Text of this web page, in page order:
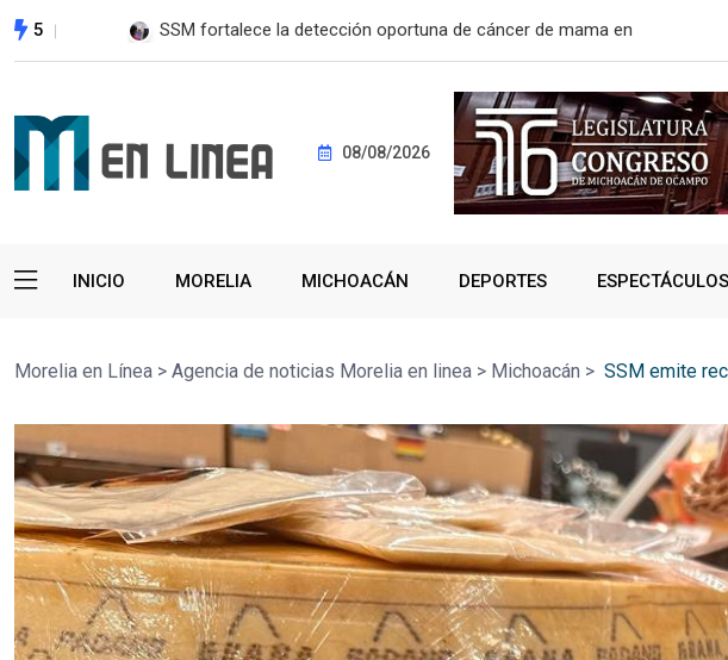
5 EE. UU. reanudará exportación de aguacate a partir de mañana
08/08/2026
INICIO MORELIA MICHOACÁN DEPORTES ESPECTÁCULOS
Morelia en Línea > Agencia de noticias Morelia en linea > Michoacán > SSM emite